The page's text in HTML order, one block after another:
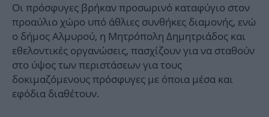
Οι πρόσφυγες βρήκαν προσωρινό καταφύγιο στον
προαύλιο χώρο υπό άθλιες συνθήκες διαμονής, ενώ
ο δήμος Αλμυρού, η Μητρόπολη Δημητριάδος και
εθελοντικές οργανώσεις, πασχίζουν για να σταθούν
στο ύψος των περιστάσεων για τους
δοκιμαζόμενους πρόσφυγες με όποια μέσα και
εφόδια διαθέτουν.